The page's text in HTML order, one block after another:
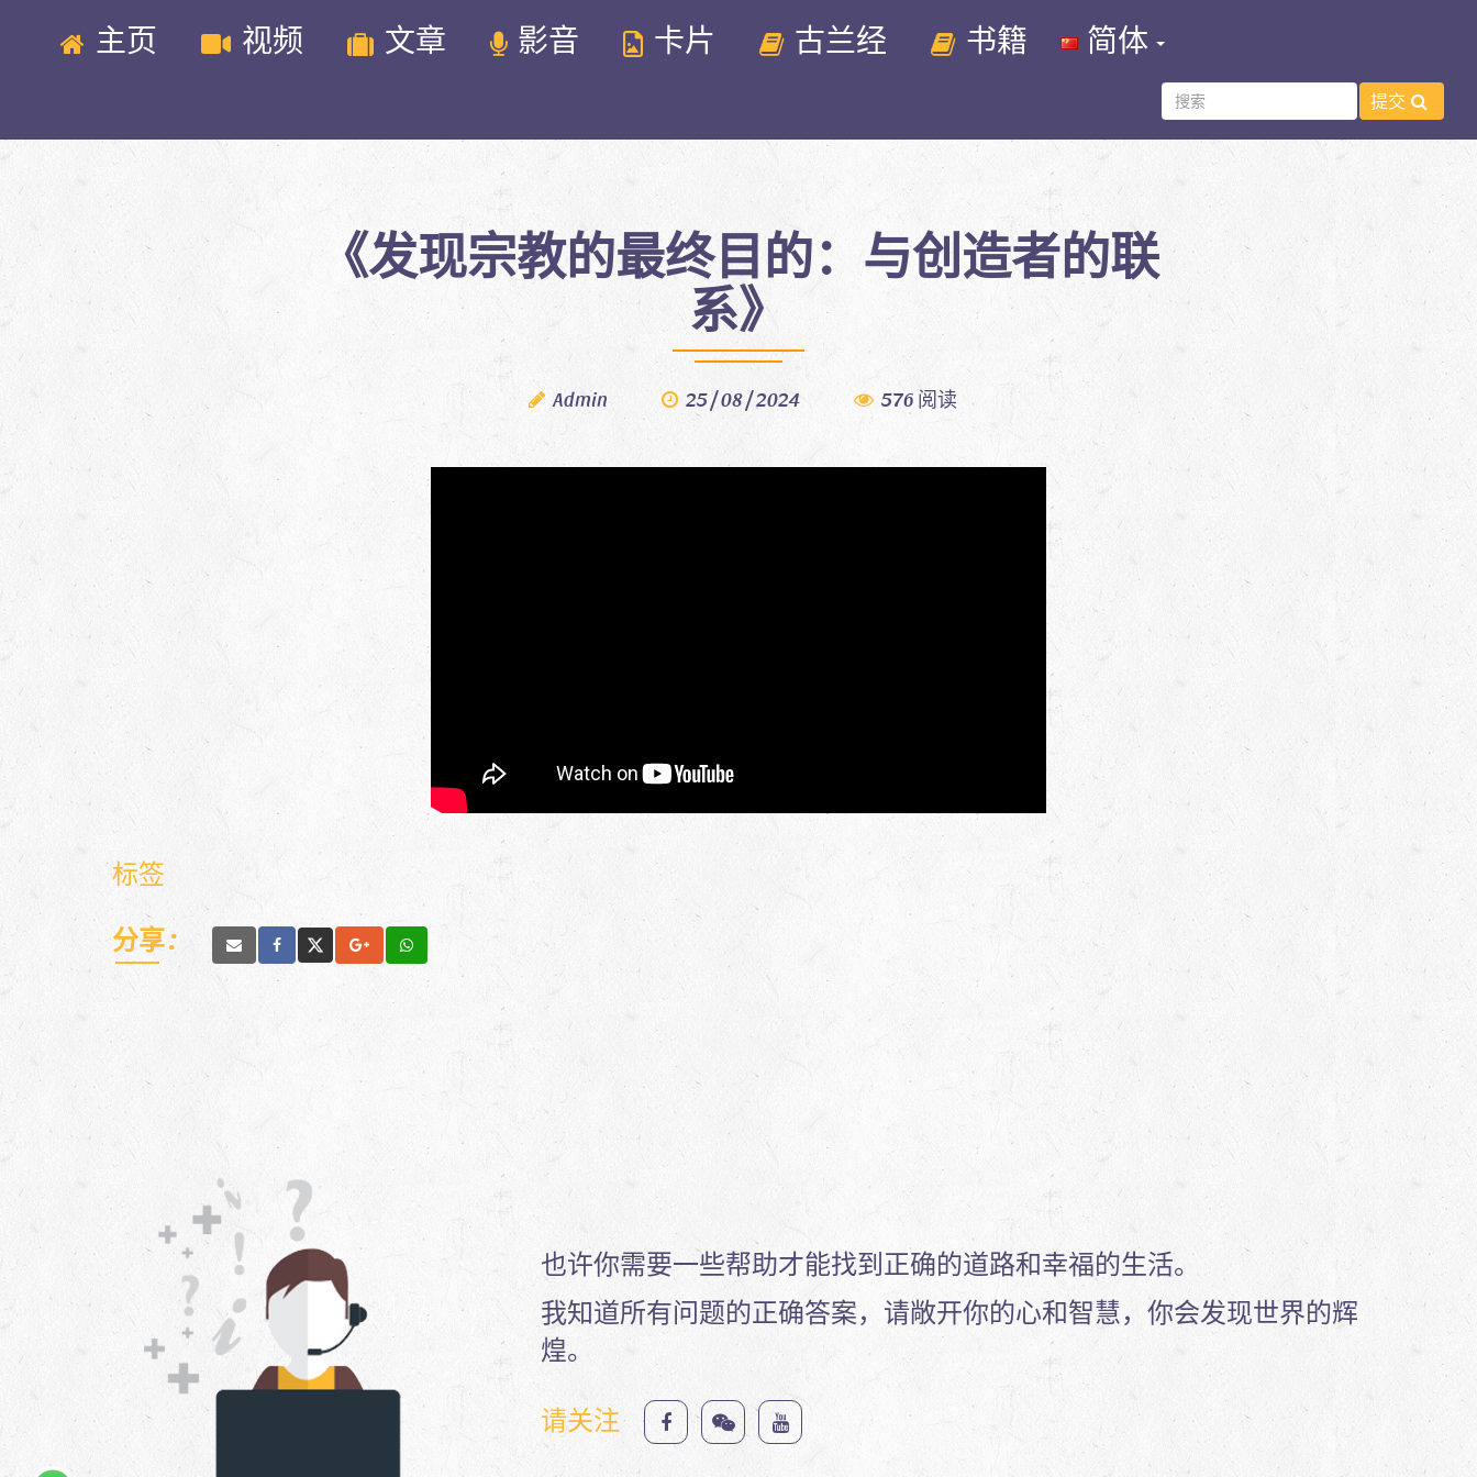
主页 视频 文章 影音 卡片 古兰经 书籍 简体
提交
《发现宗教的最终目的：与创造者的联
系》
Admin 25 / 08 / 2024 576 阅读
标签
分享 :
也许你需要一些帮助才能找到正确的道路和幸福的生活。
我知道所有问题的正确答案，请敞开你的心和智慧，你会发现世界的辉
煌。
请关注